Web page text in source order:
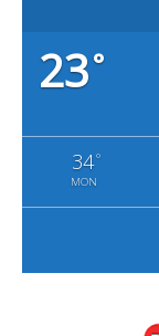
23°
34°
MON